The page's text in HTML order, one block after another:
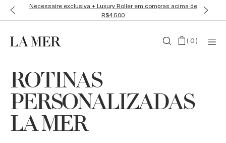
Necessaire exclusiva + Luxury Roller em compras acima de
R$4.500
(0)
ROTINAS
PERSONALIZADAS
LA MER